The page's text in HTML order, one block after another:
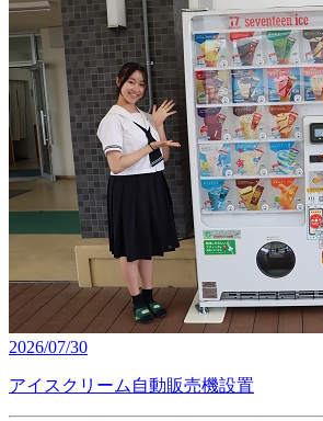
2026/07/30
アイスクリーム自動販売機設置